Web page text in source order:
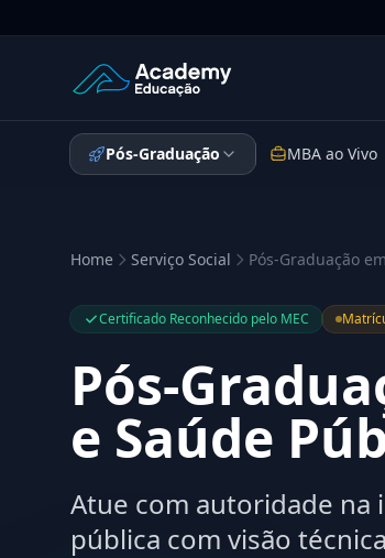
Academy Educação — Página Inicial
Pós-Graduação MBA ao Vivo
Home Serviço Social Pós-Graduação
Certificado Reconhecido pelo MEC
Pós-
e Saúde
Atue com autoridade na
pública com visão